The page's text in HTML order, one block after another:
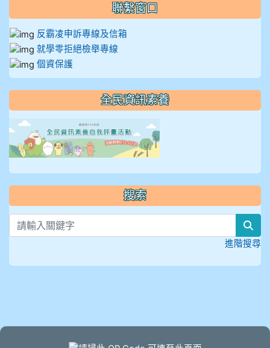
聯繫窗口
反霸凌申訴專線及信箱
就學零拒絕檢舉專線
個資保護
全民資訊素養
搜索
進階搜尋